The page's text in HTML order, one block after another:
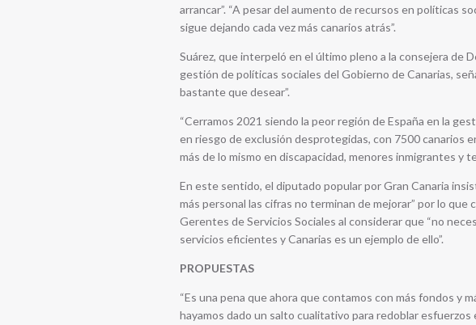
arrancar”. “A pesar del aumento de recursos en políticas
sigue dejando cada vez más canarios atrás”.
Suárez, que interpeló en el último pleno a la consejera de
gestión de políticas sociales del Gobierno de Canarias,
bastante que desear”.
“Cerramos 2021 siendo la peor región de España en la
en riesgo de exclusión desprotegidas, con 7500 canarios
más de lo mismo en discapacidad, menores inmigrantes y
En este sentido, el diputado popular por Gran Canaria
más personal las cifras no terminan de mejorar” por lo
Gerentes de Servicios Sociales al considerar que “no
servicios eficientes y Canarias es un ejemplo de ello”.
PROPUESTAS
“Es una pena que ahora que contamos con más fondos y
hayamos dado un salto cualitativo para redoblar